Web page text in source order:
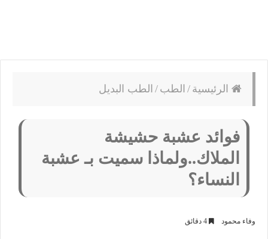
الرئيسية / الطب / الطب البديل
فوائد عشبة حشيشة
الملاك..ولماذا سميت بـ عشبة
النساء؟
وفاء محمود